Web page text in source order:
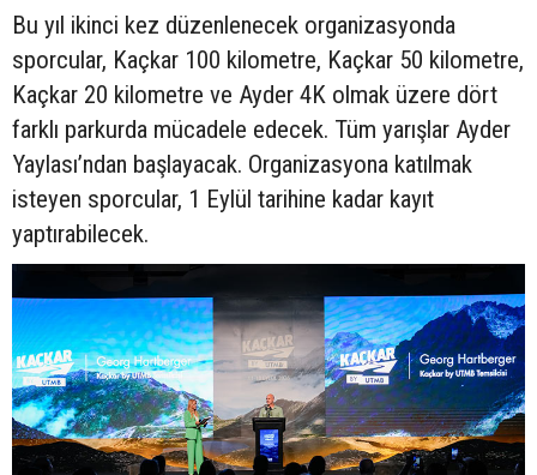
Bu yıl ikinci kez düzenlenecek organizasyonda
sporcular, Kaçkar 100 kilometre, Kaçkar 50 kilometre,
Kaçkar 20 kilometre ve Ayder 4K olmak üzere dört
farklı parkurda mücadele edecek. Tüm yarışlar Ayder
Yaylası’ndan başlayacak. Organizasyona katılmak
isteyen sporcular, 1 Eylül tarihine kadar kayıt
yaptırabilecek.